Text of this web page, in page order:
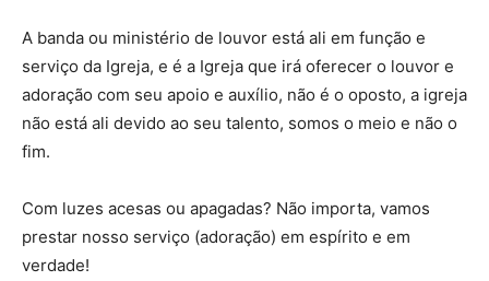
A banda ou ministério de louvor está ali em função e
serviço da Igreja, e é a Igreja que irá oferecer o louvor e
adoração com seu apoio e auxílio, não é o oposto, a igreja
não está ali devido ao seu talento, somos o meio e não o
fim.
Com luzes acesas ou apagadas? Não importa, vamos
prestar nosso serviço (adoração) em espírito e em
verdade!